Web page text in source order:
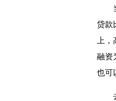
当
贷款
上
融资
也可
去